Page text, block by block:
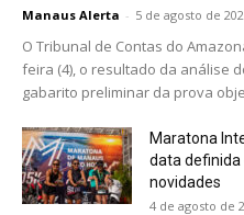
Manaus Alerta - 5 de agosto de
O Tribunal de Contas do
feira (4), o resultado da análise
gabarito preliminar da prova
Maratona
data
novidades
4 de agosto de